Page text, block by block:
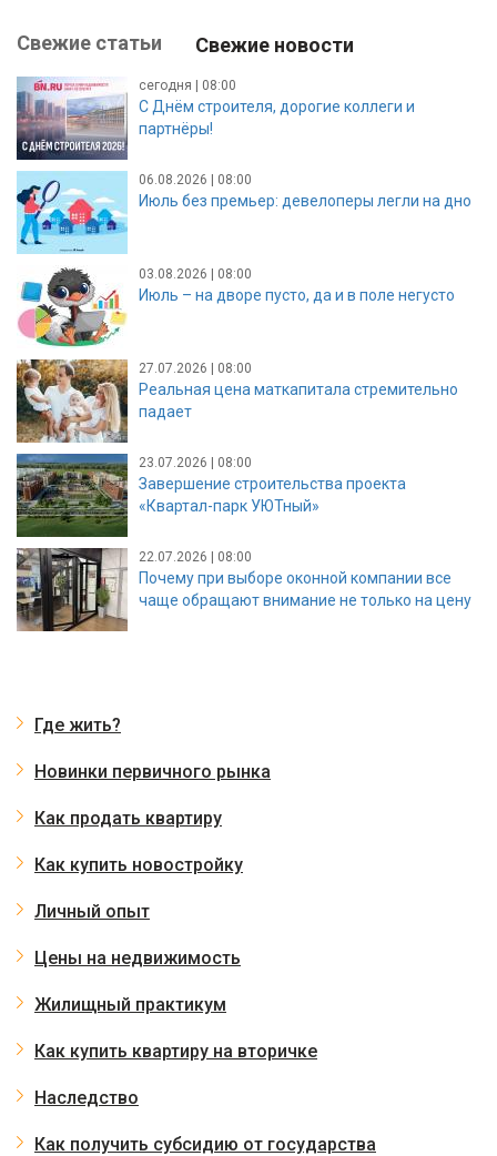
Свежие статьи Свежие новости
сегодня | 08:00
С Днём строителя, дорогие коллеги и
партнёры!
06.08.2026 | 08:00
Июль без премьер: девелоперы легли на дно
03.08.2026 | 08:00
Июль – на дворе пусто, да и в поле негусто
27.07.2026 | 08:00
Реальная цена маткапитала стремительно
падает
23.07.2026 | 08:00
Завершение строительства проекта
«Квартал-парк УЮТный»
22.07.2026 | 08:00
Почему при выборе оконной компании все
чаще обращают внимание не только на цену
Где жить?
Новинки первичного рынка
Как продать квартиру
Как купить новостройку
Личный опыт
Цены на недвижимость
Жилищный практикум
Как купить квартиру на вторичке
Наследство
Как получить субсидию от государства